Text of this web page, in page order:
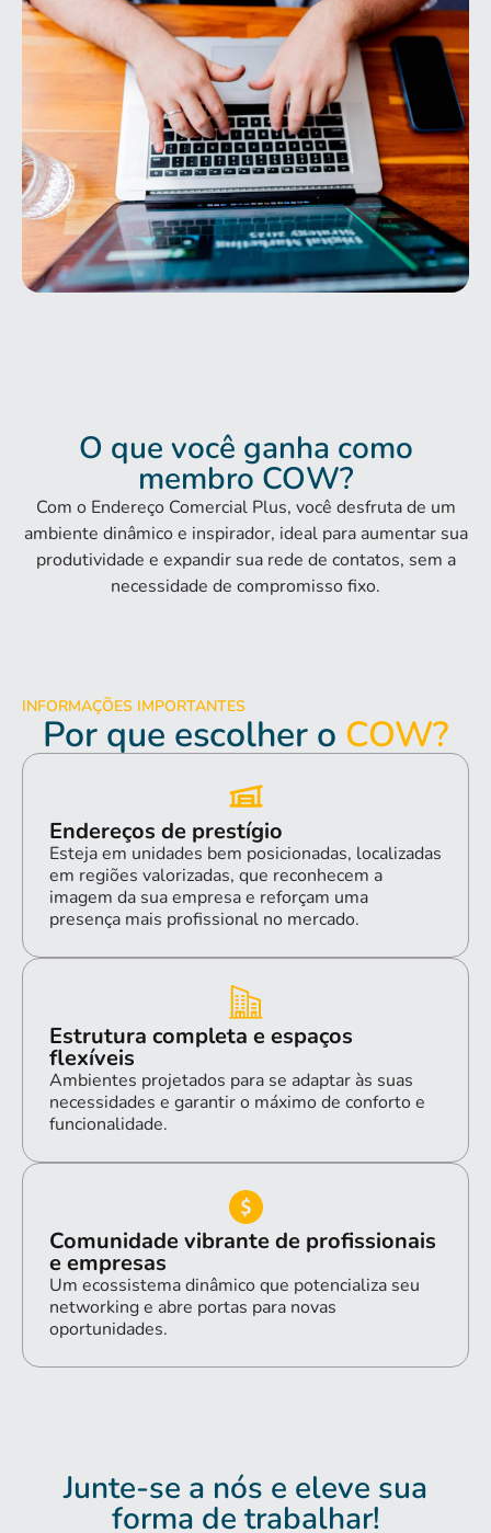
O que você ganha como
membro COW?
Com o Endereço Comercial Plus, você desfruta de um
ambiente dinâmico e inspirador, ideal para aumentar sua
produtividade e expandir sua rede de contatos, sem a
necessidade de compromisso fixo.
INFORMAÇÕES IMPORTANTES
Por que escolher o COW?
Endereços de prestígio
Esteja em unidades bem posicionadas, localizadas
em regiões valorizadas, que reconhecem a
imagem da sua empresa e reforçam uma
presença mais profissional no mercado.
Estrutura completa e espaços
flexíveis
Ambientes projetados para se adaptar às suas
necessidades e garantir o máximo de conforto e
funcionalidade.
Comunidade vibrante de profissionais
e empresas
Um ecossistema dinâmico que potencializa seu
networking e abre portas para novas
oportunidades.
Junte-se a nós e eleve sua
forma de trabalhar!